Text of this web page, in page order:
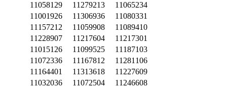
11058129
11279213
11065234
11001926
11306936
11080331
11157212
11059908
11089410
11228907
11217604
11217301
11015126
11099525
11187103
11072336
11167812
11281106
11164401
11313618
11227609
11032036
11072504 11246608